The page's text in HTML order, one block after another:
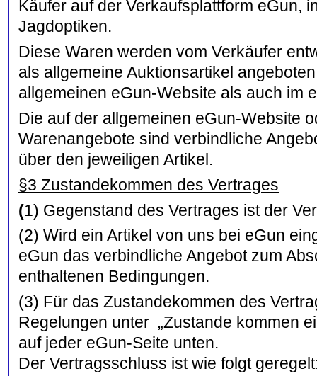
Käufer auf der Verkaufsplattform eGun,
Jagdoptiken.
Diese Waren werden vom Verkäufer
als allgemeine Auktionsartikel
allgemeinen eGun-Website als auch im
Die auf der allgemeinen eGun-Website
Warenangebote sind verbindliche
über den jeweiligen Artikel.
§3 Zustandekommen des Vertrages
(1) Gegenstand des Vertrages ist der
(2) Wird ein Artikel von uns bei eGun
eGun das verbindliche Angebot zum
enthaltenen Bedingungen.
(3) Für das Zustandekommen des
Regelungen unter „Zustande kommen
auf jeder eGun-Seite unten.
Der Vertragsschluss ist wie folgt